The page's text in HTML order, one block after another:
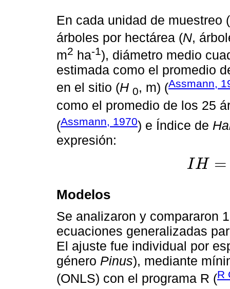
En cada unidad de muestreo
árboles por hectárea (N,
m2 ha-1), diámetro medio
estimada como el promedio
en el sitio (H 0, m) (Assmann,
como el promedio de los 25
(Assmann, 1970) e Índice de
expresión:
IH =
IH =10000N(
Modelos
Se analizaron y compararon
ecuaciones generalizadas
El ajuste fue individual por
género Pinus), mediante
(ONLS) con el programa R (R